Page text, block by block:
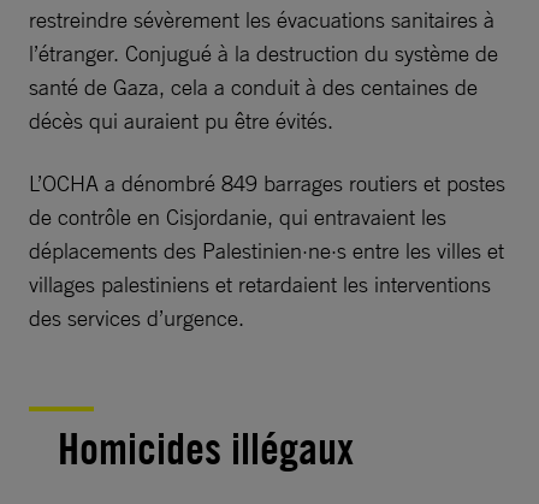
restreindre sévèrement les évacuations sanitaires à
l’étranger. Conjugué à la destruction du système de
santé de Gaza, cela a conduit à des centaines de
décès qui auraient pu être évités.
L’OCHA a dénombré 849 barrages routiers et postes
de contrôle en Cisjordanie, qui entravaient les
déplacements des Palestinien·ne·s entre les villes et
villages palestiniens et retardaient les interventions
des services d’urgence.
Homicides illégaux